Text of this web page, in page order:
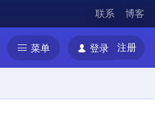
联系 博客
菜单 登录 注册